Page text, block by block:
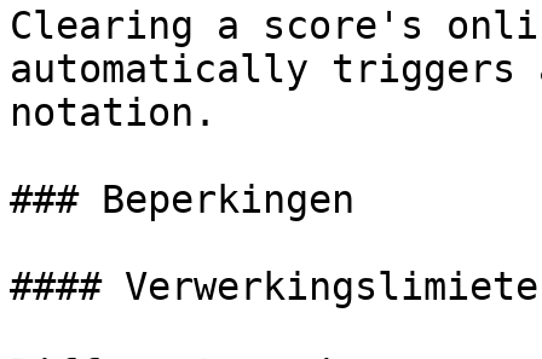
Clearing a score's
automatically triggers
notation.
### Beperkingen
####